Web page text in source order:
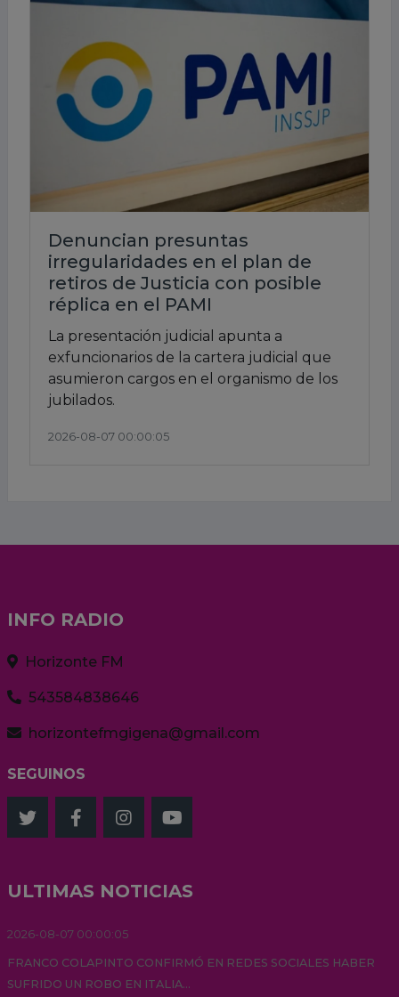
Denuncian presuntas
irregularidades en el plan de
retiros de Justicia con posible
réplica en el PAMI
La presentación judicial apunta a
exfuncionarios de la cartera judicial que
asumieron cargos en el organismo de los
jubilados.
2026-08-07 00:00:05
INFO RADIO
Horizonte FM
543584838646
horizontefmgigena@gmail.com
SEGUINOS
ULTIMAS NOTICIAS
2026-08-07 00:00:05
FRANCO COLAPINTO CONFIRMÓ EN REDES SOCIALES HABER
SUFRIDO UN ROBO EN ITALIA...